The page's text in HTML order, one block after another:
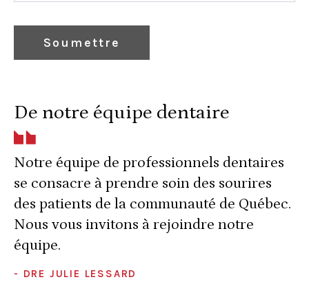
Soumettre
De notre équipe dentaire
Notre équipe de professionnels dentaires
se consacre à prendre soin des sourires
des patients de la communauté de Québec.
Nous vous invitons à rejoindre notre
équipe.
- DRE JULIE LESSARD